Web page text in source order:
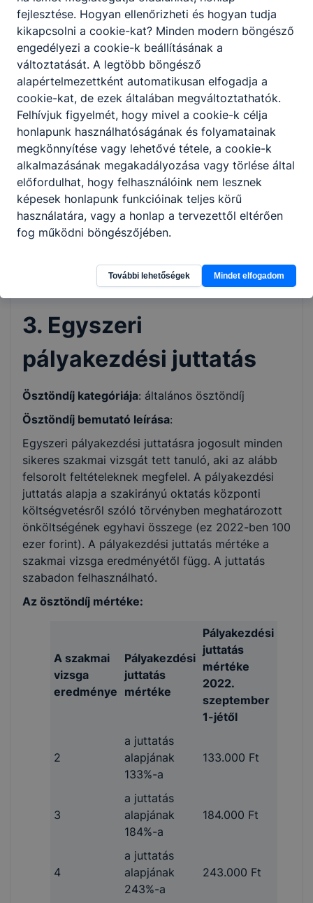
a félév első két hónapjára járó ösztöndíj a
második hónapban egy összegben kerül
átutalásra, a július és augusztus hónapra járó
ösztöndíj a június hónapban járó ösztöndíjjal,
illetve támogatással egy időben kerül átutalásra.
Az ösztöndíj mentes a személyi jövedelemadó
alól.
2.Szakképzési
juttatások a duális
3. Egyszeri
pályakezdési juttatás
Ösztöndíj kategóriája: általános ösztöndíj
Ösztöndíj bemutató leírása:
Egyszeri pályakezdési juttatásra jogosult minden
sikeres szakmai vizsgát tett tanuló, aki az alább
felsorolt feltételeknek megfelel. A pályakezdési
juttatás alapja a szakirányú oktatás központi
költségvetésről szóló törvényben meghatározott
önköltségének egyhavi összege (ez 2022-ben 100
ezer forint). A pályakezdési juttatás mértéke a
szakmai vizsga eredményétől függ. A juttatás
szabadon felhasználható.
Az ösztöndíj mértéke:
A szakmai
vizsga
eredménye
Pályakezdési
juttatás
mértéke
Pályakezdési
juttatás
mértéke
2022.
szeptember
1-jétől
2
a juttatás
alapjának
133%-a
133.000 Ft
3
a juttatás
alapjának
184%-a
184.000 Ft
4
a juttatás
alapjának
243%-a
243.000 Ft
fejlesztése. Hogyan ellenőrizheti és hogyan tudja
kikapcsolni a cookie-kat? Minden modern böngésző
engedélyezi a cookie-k beállításának a
változtatását. A legtöbb böngésző
alapértelmezettként automatikusan elfogadja a
cookie-kat, de ezek általában megváltoztathatók.
Felhívjuk figyelmét, hogy mivel a cookie-k célja
honlapunk használhatóságának és folyamatainak
megkönnyítése vagy lehetővé tétele, a cookie-k
alkalmazásának megakadályozása vagy törlése által
előfordulhat, hogy felhasználóink nem lesznek
képesek honlapunk funkcióinak teljes körű
használatára, vagy a honlap a tervezettől eltérően
fog működni böngészőjében.
További lehetőségek Mindet elfogadom